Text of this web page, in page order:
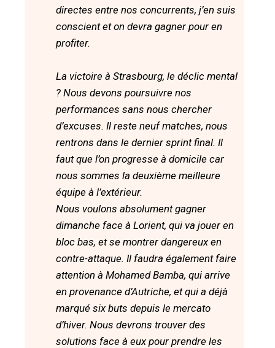
directes entre nos concurrents, j’en suis
conscient et on devra gagner pour en
profiter.
La victoire à Strasbourg, le déclic mental
? Nous devons poursuivre nos
performances sans nous chercher
d’excuses. Il reste neuf matches, nous
rentrons dans le dernier sprint final. Il
faut que l’on progresse à domicile car
nous sommes la deuxième meilleure
équipe à l’extérieur.
Nous voulons absolument gagner
dimanche face à Lorient, qui va jouer en
bloc bas, et se montrer dangereux en
contre-attaque. Il faudra également faire
attention à Mohamed Bamba, qui arrive
en provenance d’Autriche, et qui a déjà
marqué six buts depuis le mercato
d’hiver. Nous devrons trouver des
solutions face à eux pour prendre les